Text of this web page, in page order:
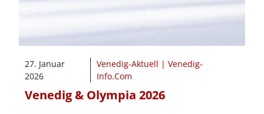
27. Januar
2026
Venedig-Aktuell | Venedig-
Info.Com
Venedig & Olympia 2026